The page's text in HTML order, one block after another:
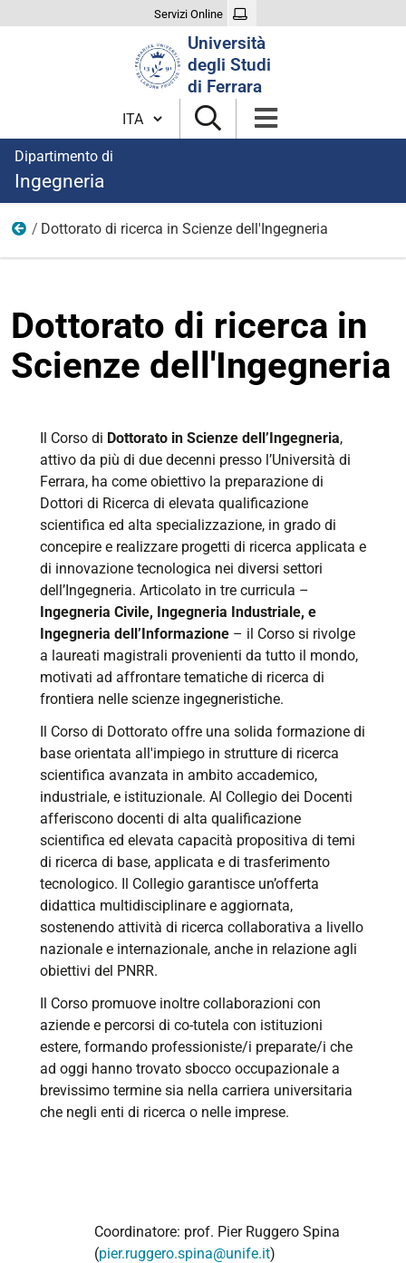
Servizi Online
Università
degli Studi
di Ferrara
Cambia lingua
Dipartimento di
Ingegneria
Home
Dottorato di ricerca in Scienze dell'Ingegneria
Dottorato di ricerca in
Scienze dell'Ingegneria
Il Corso di Dottorato in Scienze dell’Ingegneria,
attivo da più di due decenni presso l’Università di
Ferrara, ha come obiettivo la preparazione di
Dottori di Ricerca di elevata qualificazione
scientifica ed alta specializzazione, in grado di
concepire e realizzare progetti di ricerca applicata e
di innovazione tecnologica nei diversi settori
dell’Ingegneria. Articolato in tre curricula –
Ingegneria Civile, Ingegneria Industriale, e
Ingegneria dell’Informazione – il Corso si rivolge
a laureati magistrali provenienti da tutto il mondo,
motivati ad affrontare tematiche di ricerca di
frontiera nelle scienze ingegneristiche.
Il Corso di Dottorato offre una solida formazione di
base orientata all'impiego in strutture di ricerca
scientifica avanzata in ambito accademico,
industriale, e istituzionale. Al Collegio dei Docenti
afferiscono docenti di alta qualificazione
scientifica ed elevata capacità propositiva di temi
di ricerca di base, applicata e di trasferimento
tecnologico. Il Collegio garantisce un’offerta
didattica multidisciplinare e aggiornata,
sostenendo attività di ricerca collaborativa a livello
nazionale e internazionale, anche in relazione agli
obiettivi del PNRR.
Il Corso promuove inoltre collaborazioni con
aziende e percorsi di co-tutela con istituzioni
estere, formando professioniste/i preparate/i che
ad oggi hanno trovato sbocco occupazionale a
brevissimo termine sia nella carriera universitaria
che negli enti di ricerca o nelle imprese.
Coordinatore: prof. Pier Ruggero Spina
(pier.ruggero.spina@unife.it)